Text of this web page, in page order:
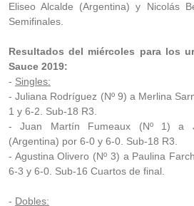
Eliseo Alcalde (Argentina) y Nicolás
Semifinales.
Resultados del miércoles para los
Sauce 2019:
- Singles:
- Juliana Rodríguez (Nº 9) a Merlina
1 y 6-2. Sub-18 R3.
- Juan Martín Fumeaux (Nº 1) a
(Argentina) por 6-0 y 6-0. Sub-18 R3.
- Agustina Olivero (Nº 3) a Paulina
6-3 y 6-0. Sub-16 Cuartos de final.
- Dobles: